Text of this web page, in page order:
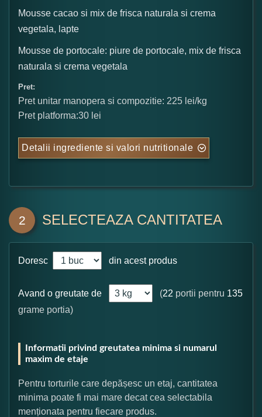
Mousse cacao si mix de frisca naturala si crema
vegetala, lapte
Mousse de portocale: piure de portocale, mix de frisca
naturala si crema vegetala
Pret:
Pret unitar manopera si compozitie: 225 lei/kg
Pret platforma:30 lei
Detalii ingrediente si valori nutritionale
2 SELECTEAZA CANTITATEA
Doresc din acest produs
Avand o greutate de (22 portii pentru 135
grame portia)
Informatii privind greutatea minima si numarul
maxim de etaje
Pentru torturile care depășesc un etaj, cantitatea
minima poate fi mai mare decat cea selectabila
menționata pentru fiecare produs.